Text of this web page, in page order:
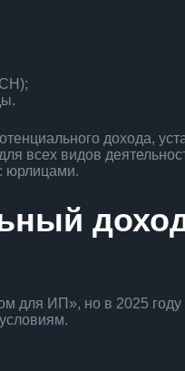
дохода,
всех видов
юрлицами.
для ИП», но в 2025 году